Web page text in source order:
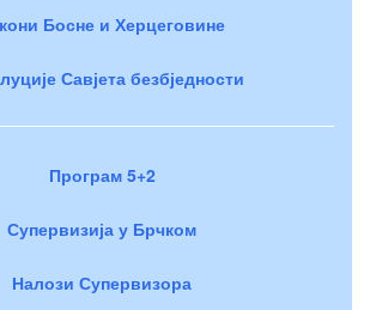
Босне и Херцеговине
Савјета безбједности
Програм 5+2
Супервизија у Брчком
Налози Супервизора